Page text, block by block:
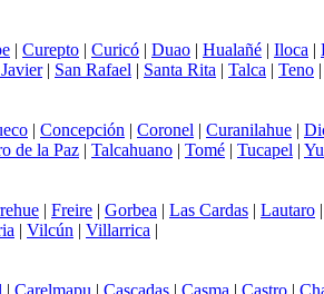
| Curepto | Curicó | Duao | Hualañé | Iloca |
| San Rafael | Santa Rita | Talca | Teno
| Concepción | Coronel | Curanilahue |
de la Paz | Talcahuano | Tomé | Tucapel |
| Freire | Gorbea | Las Cardas | Lautaro
| Vilcún | Villarrica |
| Carelmapu | Cascadas | Casma | Castro |